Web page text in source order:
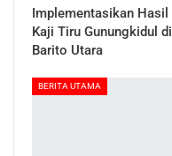
Implementasikan Hasil
Kaji Tiru Gunungkidul di
Barito Utara
BERITA UTAMA